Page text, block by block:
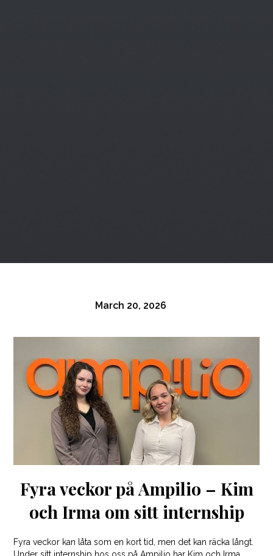
March 20, 2026
Fyra veckor på Ampilio – Kim
och Irma om sitt internship
Fyra veckor kan låta som en kort tid, men det kan räcka långt.